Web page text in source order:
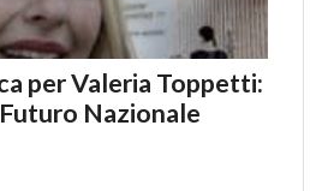
per Valeria Toppetti:
Nazionale